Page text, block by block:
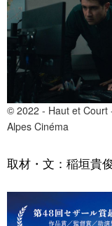
© 2022 - Haut et Court
Alpes Cinéma
取材・文：稲垣貴